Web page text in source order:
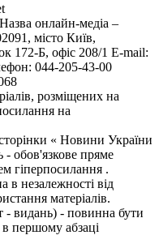
онлайн-медіа –
місто Київ,
Б, офіс 208/1 E-mail:
044-205-43-00
розміщених на
на
« Новини України
- обов'язкове пряме
гіперпосилання .
в незалежності від
матеріалів.
- видань) - повинна бути
першому абзаці